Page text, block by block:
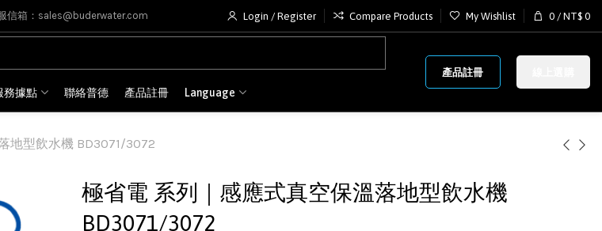
信箱：sales@buderwater.com Login / Register Compare Products My Wishlist 0 / NT$ 0
務據點 聯絡普德 產品註冊 Language
產品註冊
地型飲水機 BD3071/3072
極省電 系列｜感應式真空保溫落地型飲水機
BD3071/3072